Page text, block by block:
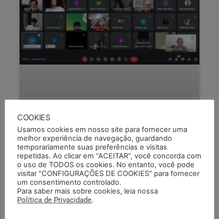
REUNIÃO AMPLIADA TRAZ NOVAS
DEFINIÇÕES SOBRE OPERAÇÃO
PADRÃO NA EMATER/RS-ASCAR
COOKIES
Usamos cookies em nosso site para fornecer uma
melhor experiência de navegação, guardando
temporariamente suas preferências e visitas
repetidas. Ao clicar em “ACEITAR”, você concorda com
o uso de TODOS os cookies. No entanto, você pode
visitar "CONFIGURAÇÕES DE COOKIES" para fornecer
um consentimento controlado.
Para saber mais sobre cookies, leia nossa
Política de Privacidade.